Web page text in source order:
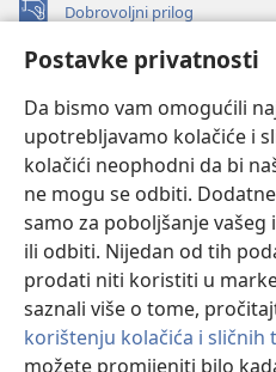
Postavke privatnosti
Da bismo vam omogućili
upotrebljavamo kolačiće i
kolačići neophodni da bi
ne mogu se odbiti.
samo za poboljšanje
ili odbiti. Nijedan od tih
prodati niti koristiti u
saznali više o tome,
korištenju kolačića i sličnih
možete promijeniti bilo
Dobrovoljni prilog
(otvara
novi
INTERNETSKA BIBLIOTEKA
se
novi
prozor)
JW Hub
(otvara
se
novi
JW Library
Watchtower Library
Copyright© 2026 Watch Tower Bible